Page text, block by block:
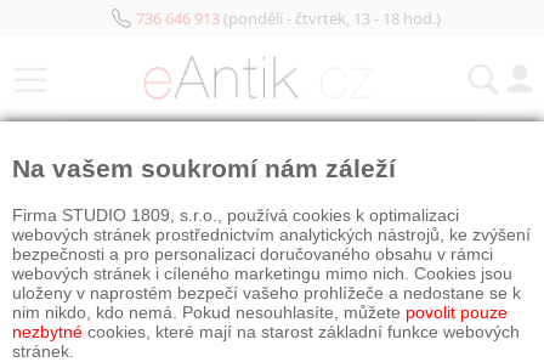
736 646 913(pondělí - čtvrtek, 13 - 18 hod.)
Na vašem soukromí nám záleží
Firma STUDIO 1809, s.r.o., používá cookies k optimalizaci
webových stránek prostřednictvím analytických nástrojů, ke zvýšení
bezpečnosti a pro personalizaci doručovaného obsahu v rámci
webových stránek i cíleného marketingu mimo nich. Cookies jsou
uloženy v naprostém bezpečí vašeho prohlížeče a nedostane se k
nim nikdo, kdo nemá. Pokud nesouhlasíte, můžete povolit pouze
nezbytné cookies, které mají na starost základní funkce webových
stránek.